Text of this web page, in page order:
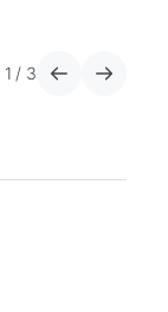
1 / 3